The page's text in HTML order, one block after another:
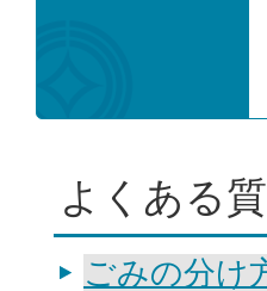
よくある
ごみの分け